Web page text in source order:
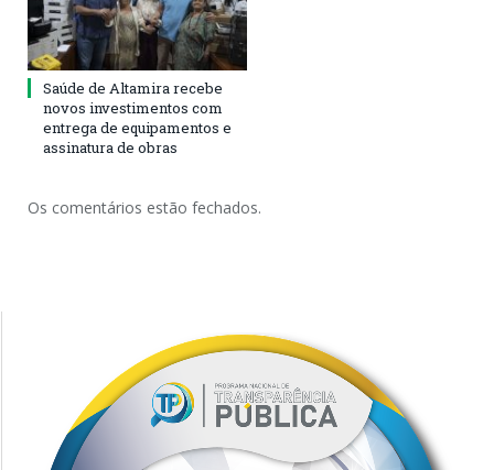
Saúde de Altamira recebe
novos investimentos com
entrega de equipamentos e
assinatura de obras
Os comentários estão fechados.